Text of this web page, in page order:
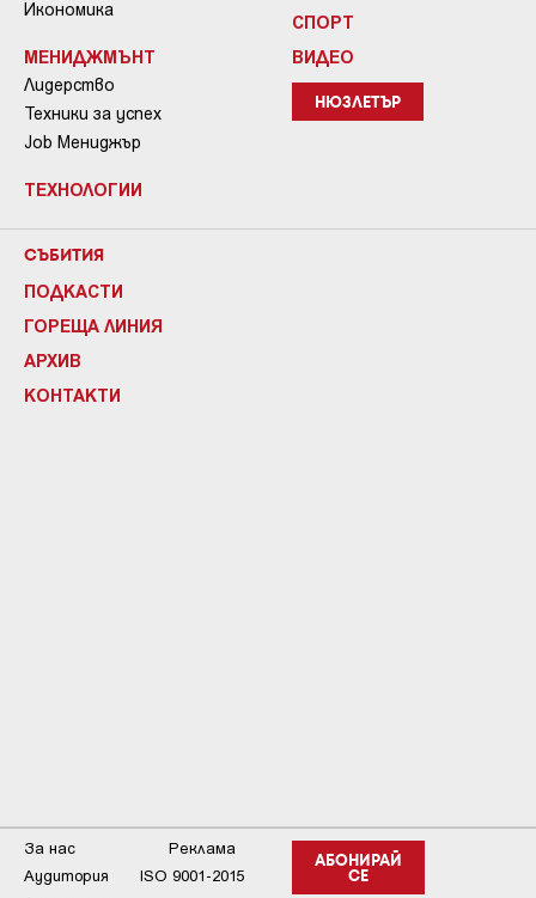
Икономика
МЕНИДЖМЪНТ
Лидерство
Техники за успех
Job Мениджър
ТЕХНОЛОГИИ
СПОРТ
ВИДЕО
НЮЗЛЕТЪР
СЪБИТИЯ
ПОДКАСТИ
ГОРЕЩА ЛИНИЯ
АРХИВ
КОНТАКТИ
АБОНИРАЙ
СЕ
За нас
Реклама
Аудитория
ISO 9001-2015